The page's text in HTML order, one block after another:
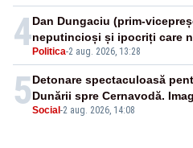
4 Politica-2 aug. 2026, 13:28
Dan Dungaciu (prim-
neputincioși și ipocriți care
5Social -2 aug. 2026, 14:08
Detonare spectaculoasă
Dunării spre Cernavodă.